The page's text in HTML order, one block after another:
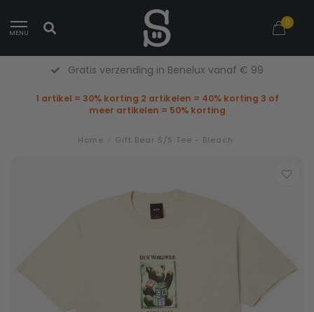
MENU
0
verzending in Benelux vanaf € 99
1 artikel = 30% korting 2 artikelen = 40% korting 3 of
meer artikelen = 50% korting
Home Gift Bear S/S Tee - Bleach